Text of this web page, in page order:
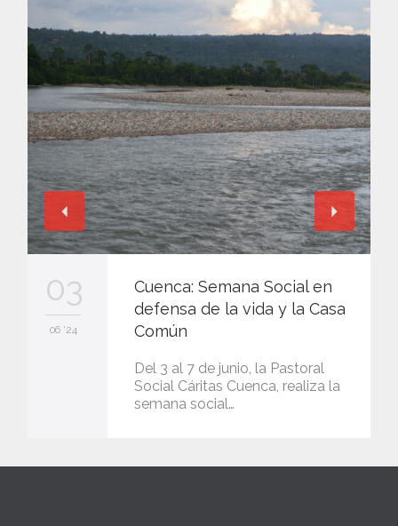
03
06 '24
Cuenca: Semana Social en
defensa de la vida y la Casa
Común
Del 3 al 7 de junio, la Pastoral
Social Cáritas Cuenca, realiza la
semana social…